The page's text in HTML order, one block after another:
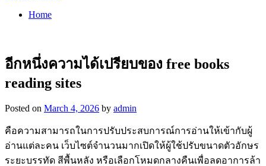
Home
อีกหนึ่งความได้เปรียบของ free books
reading sites
Posted on March 4, 2026 by admin
คือความสามารถในการปรับประสบการณ์การอ่านให้เข้ากับผู้
อ่านแต่ละคน เว็บไซต์จำนวนมากเปิดให้ผู้ใช้ปรับขนาดตัวอักษร
ระยะบรรทัด สีพื้นหลัง หรือเลือกโหมดกลางคืนเพื่อลดอาการล้า